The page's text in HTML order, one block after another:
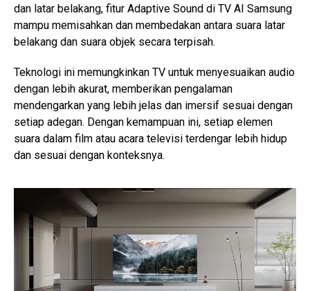
dan latar belakang, fitur Adaptive Sound di TV AI Samsung
mampu memisahkan dan membedakan antara suara latar
belakang dan suara objek secara terpisah.
Teknologi ini memungkinkan TV untuk menyesuaikan audio
dengan lebih akurat, memberikan pengalaman
mendengarkan yang lebih jelas dan imersif sesuai dengan
setiap adegan. Dengan kemampuan ini, setiap elemen
suara dalam film atau acara televisi terdengar lebih hidup
dan sesuai dengan konteksnya.